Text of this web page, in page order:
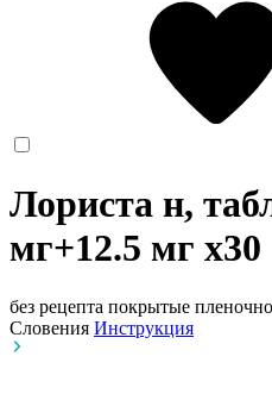
Лориста н,
мг+12.5 мг x30
без рецепта покрытые
Словения Инструкция